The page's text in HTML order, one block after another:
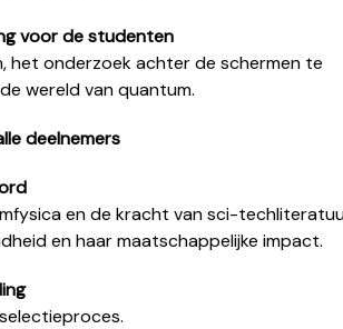
voor de studenten
het onderzoek achter de schermen te
wereld van quantum.
deelnemers
en de kracht van sci-
en haar maatschappelijke impact.